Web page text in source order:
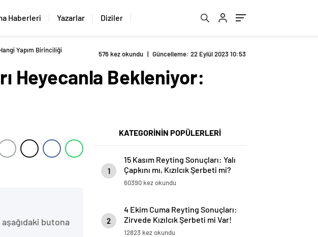
Haberleri Yazarlar Diziler
Yapım Birinciliği
576 kez okundu | Güncelleme: 22 Eylül 2023 10:53
Heyecanla Bekleniyor:
butona
KATEGORİNİN POPÜLERLERİ
1
15 Kasım Reyting Sonuçları: Yalı
Çapkını mı, Kızılcık Şerbeti mi?
60390 kez okundu
2
4 Ekim Cuma Reyting Sonuçları:
Zirvede Kızılcık Şerbeti mi Var!
12823 kez okundu